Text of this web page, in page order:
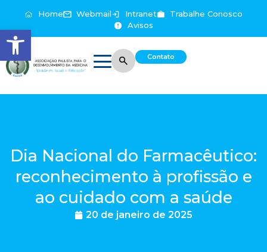
Abrir a barra de ferramentas
Home Webmail Intranet
Trabalhe Conosco
Avisos
Contato
Dia Nacional do Farmacêutico:
reconhecimento à profissão e
ao cuidado com a saúde
20 de janeiro de 2025